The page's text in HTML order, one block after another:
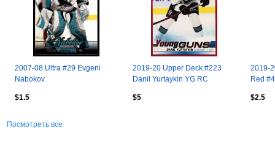
2007-08 Ultra #29 Evgeni
Nabokov
$1.5
2019-20 Upper Deck #223
Danil Yurtaykin YG RC
$5
2019-
Red
$2.5
Посмотреть все